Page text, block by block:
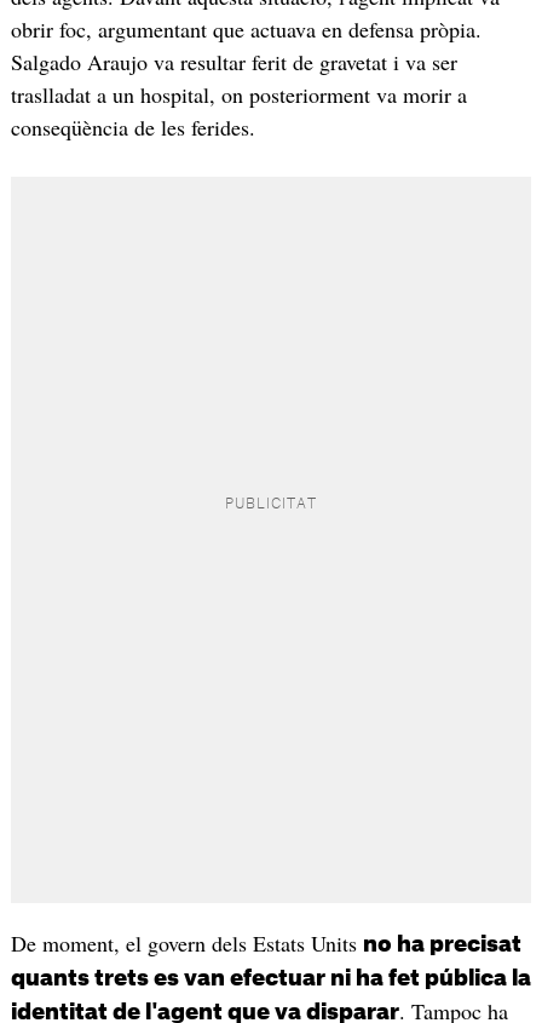
obrir foc, argumentant que actuava en defensa pròpia.
Salgado Araujo va resultar ferit de gravetat i va ser
traslladat a un hospital, on posteriorment va morir a
conseqüència de les ferides.
De moment, el govern dels Estats Units no ha precisat
quants trets es van efectuar ni ha fet pública la
identitat de l'agent que va disparar. Tampoc ha